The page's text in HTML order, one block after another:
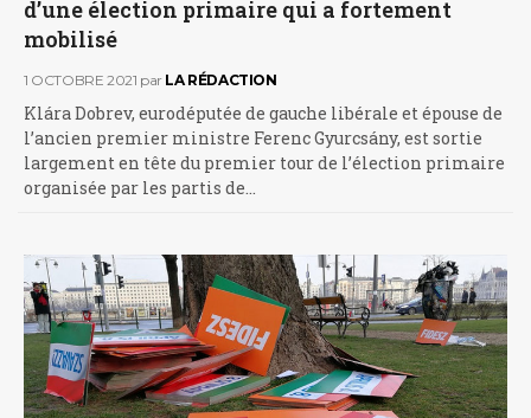
d’une élection primaire qui a fortement
mobilisé
1 OCTOBRE 2021 par LA RÉDACTION
Klára Dobrev, eurodéputée de gauche libérale et épouse de
l’ancien premier ministre Ferenc Gyurcsány, est sortie
largement en tête du premier tour de l’élection primaire
organisée par les partis de…